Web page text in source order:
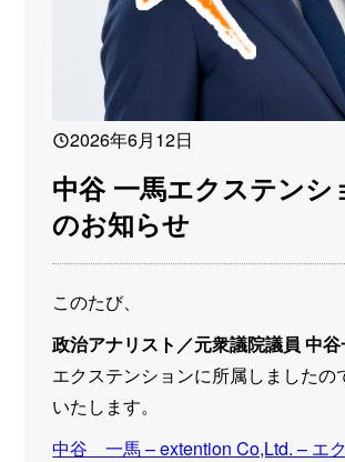
2026年6月12日
中谷 一馬エクステンシ
のお知らせ
このたび、
政治アナリスト／元衆議院議員 中
エクステンションに所属しましたの
いたします。
中谷 一馬 – extention Co,Ltd. – エ